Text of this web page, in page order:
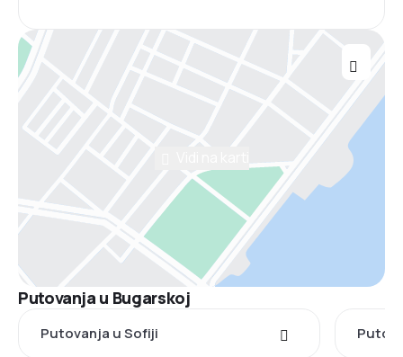
Putovanja u Bugarskoj
Putovanja u Sofiji